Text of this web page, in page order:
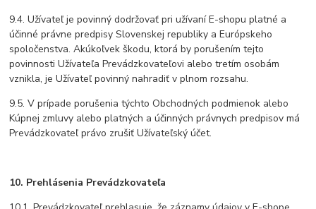
9.4. Užívateľ je povinný dodržovať pri užívaní E-shopu platné a
účinné právne predpisy Slovenskej republiky a Európskeho
spoločenstva. Akúkoľvek škodu, ktorá by porušením tejto
povinnosti Užívateľa Prevádzkovateľovi alebo tretím osobám
vznikla, je Užívateľ povinný nahradiť v plnom rozsahu.
9.5. V prípade porušenia týchto Obchodných podmienok alebo
Kúpnej zmluvy alebo platných a účinných právnych predpisov má
Prevádzkovateľ právo zrušiť Užívateľský účet.
10. Prehlásenia Prevádzkovateľa